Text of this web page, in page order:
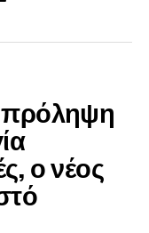
ο νέος